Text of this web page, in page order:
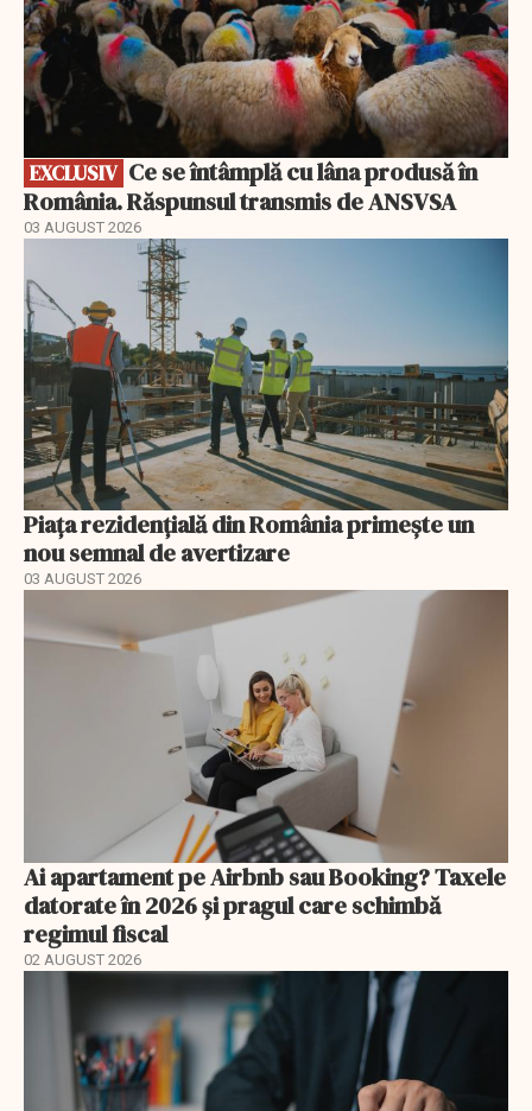
EXCLUSIV
România. Răspunsul transmis de ANSVSA
03 AUGUST 2026
Piața rezidențială din România primește un
nou semnal de avertizare
03 AUGUST 2026
Ai apartament pe Airbnb sau Booking? Taxele
datorate în 2026 și pragul care schimbă
regimul fiscal
02 AUGUST 2026